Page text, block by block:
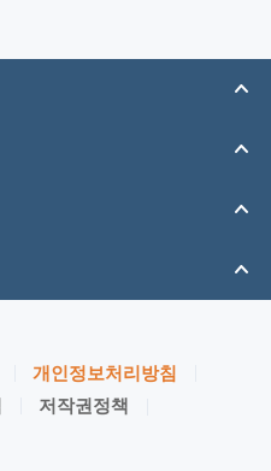
개인정보처리방침
저작권정책